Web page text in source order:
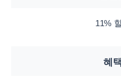
11%
혜택